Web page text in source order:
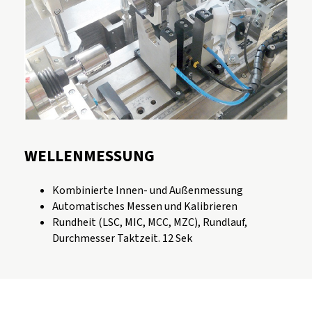
WELLENMESSUNG
Kombinierte Innen- und Außenmessung
Automatisches Messen und Kalibrieren
Rundheit (LSC, MIC, MCC, MZC), Rundlauf,
Durchmesser Taktzeit. 12 Sek